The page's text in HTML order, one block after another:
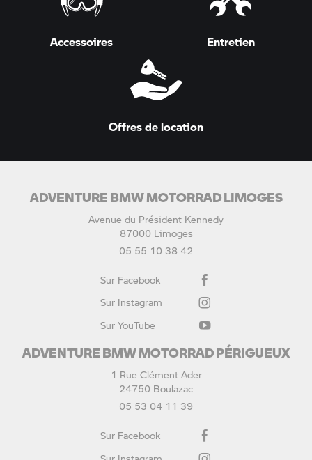
Accessoires Entretien
Offres de location
ADVENTURE BMW MOTORRAD LIMOGES
Avenue du Président Kennedy
87000 Limoges
05 55 10 38 42
Sur Facebook
Sur Instagram
Sur YouTube
ADVENTURE BMW MOTORRAD PÉRIGUEUX
1 Rue Clément Ader
24750 Boulazac
05 53 04 11 39
Sur Facebook